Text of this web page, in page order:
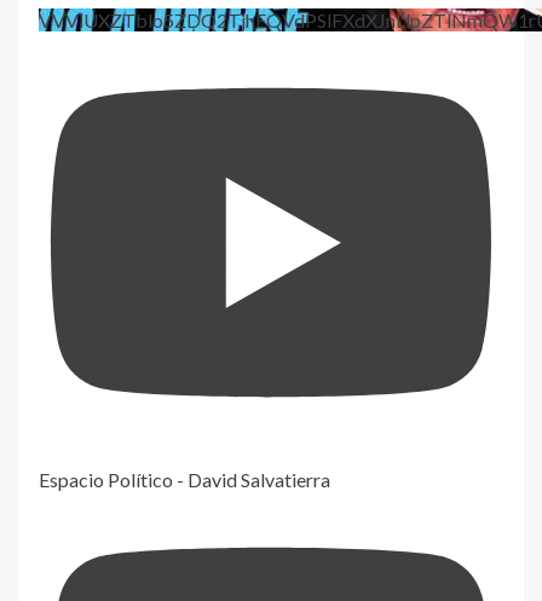
Espacio Político - David Salvatierra